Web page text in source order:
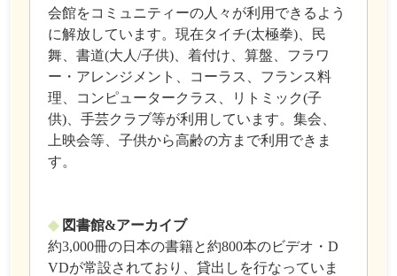
会館をコミュニティーの人々が利用できるよう
に解放しています。現在タイチ(太極拳)、民
舞、書道(大人/子供)、着付け、算盤、フラワ
ー・アレンジメント、コーラス、フランス料
理、コンピュータークラス、リトミック(子
供)、手芸クラブ等が利用しています。集会、
上映会等、子供から高齢の方まで利用できま
す。
◆ 図書館&アーカイブ
約3,000冊の日本の書籍と約800本のビデオ・D
VDが常設されており、貸出しを行なっていま